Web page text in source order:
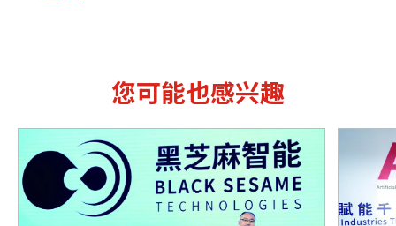
您可能也感兴趣